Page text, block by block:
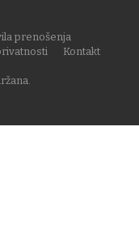
prenošenja
Kontakt